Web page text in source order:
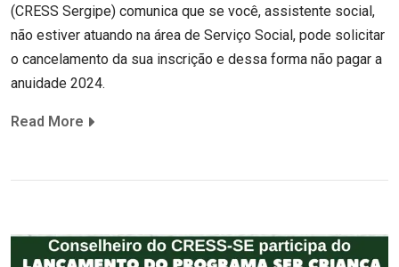
(CRESS Sergipe) comunica que se você, assistente social,
não estiver atuando na área de Serviço Social, pode solicitar
o cancelamento da sua inscrição e dessa forma não pagar a
anuidade 2024.
Read More